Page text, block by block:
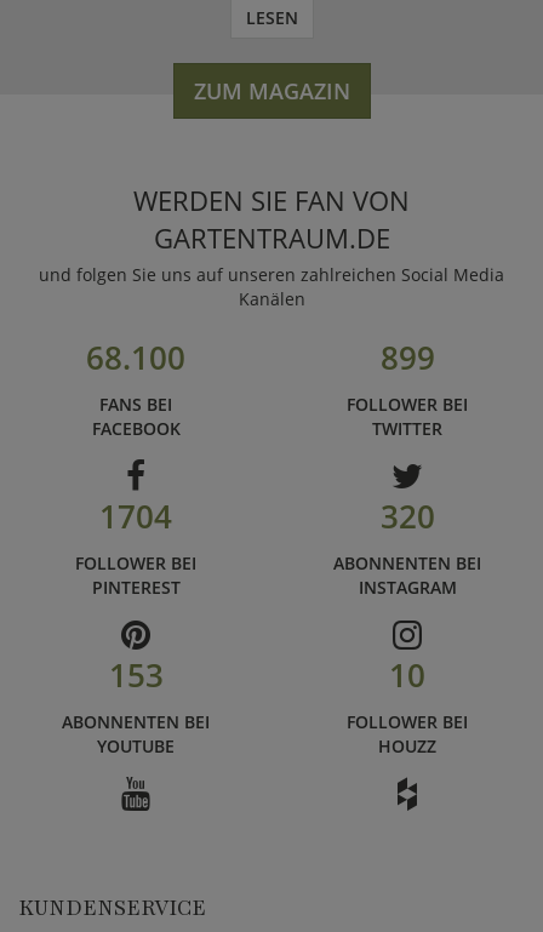
LESEN
ZUM MAGAZIN
WERDEN SIE FAN VON
GARTENTRAUM.DE
und folgen Sie uns auf unseren zahlreichen Social Media
Kanälen
68.100
FANS BEI
FACEBOOK
899
FOLLOWER BEI
TWITTER
1704
FOLLOWER BEI
PINTEREST
320
ABONNENTEN BEI
INSTAGRAM
153
ABONNENTEN BEI
YOUTUBE
10
FOLLOWER BEI
HOUZZ
KUNDENSERVICE